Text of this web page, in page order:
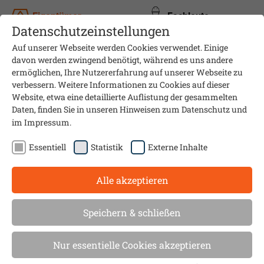
Eigentümer Fachleute
Nachhaltiger Wohnraum
Behagliche Temperaturen und
schadstofffreie Luft
Datenschutzeinstellungen
Auf unserer Webseite werden Cookies verwendet. Einige
davon werden zwingend benötigt, während es uns andere
ermöglichen, Ihre Nutzererfahrung auf unserer Webseite zu
verbessern. Weitere Informationen zu Cookies auf dieser
Website, etwa eine detaillierte Auflistung der gesammelten
Daten, finden Sie in unseren Hinweisen zum Datenschutzund
im Impressum.
Essentiell Statistik Externe Inhalte
Alle akzeptieren
Speichern & schließen
Nur essentielle Cookies akzeptieren